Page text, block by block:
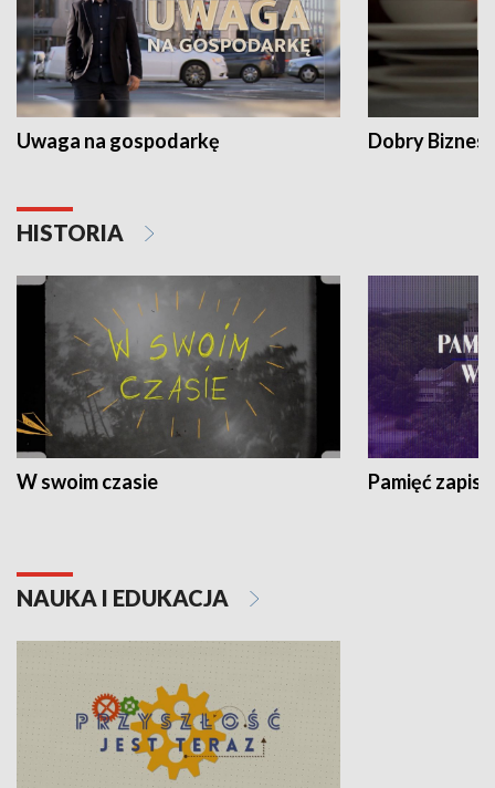
Uwaga na gospodarkę Dobry Biznes
HISTORIA
W swoim czasie Pamięć
NAUKA I EDUKACJA